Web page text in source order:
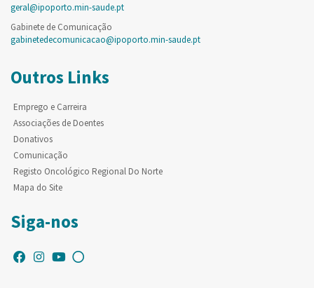
geral@ipoporto.min-saude.pt
Gabinete de Comunicação
gabinetedecomunicacao@ipoporto.min-saude.pt
Outros Links
Emprego e Carreira
Associações de Doentes
Donativos
Comunicação
Registo Oncológico Regional Do Norte
Mapa do Site
Siga-nos